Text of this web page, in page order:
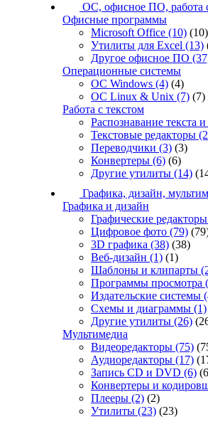
ОС, офисное ПО, работа
Офисные программы
Microsoft Office (10) (10)
Утилиты для Excel (13)
Другое офисное ПО
Операционные системы
ОС Windows (4) (4)
ОС Linux & Unix (7) (7)
Работа с текстом
Распознавание текста
Текстовые редакторы
Переводчики (3) (3)
Конвертеры (6) (6)
Другие утилиты (14)
Графика, дизайн,
Графика и дизайн
Графические редакторы
Цифровое фото (79)
3D графика (38) (38)
Веб-дизайн (1) (1)
Шаблоны и клипарты
Программы просмотра
Издательские системы
Схемы и диаграммы (1)
Другие утилиты (26)
Мультимедиа
Видеоредакторы (75)
Аудиоредакторы (17)
Запись CD и DVD (6)
Конвертеры и
Плееры (2) (2)
Утилиты (23) (23)